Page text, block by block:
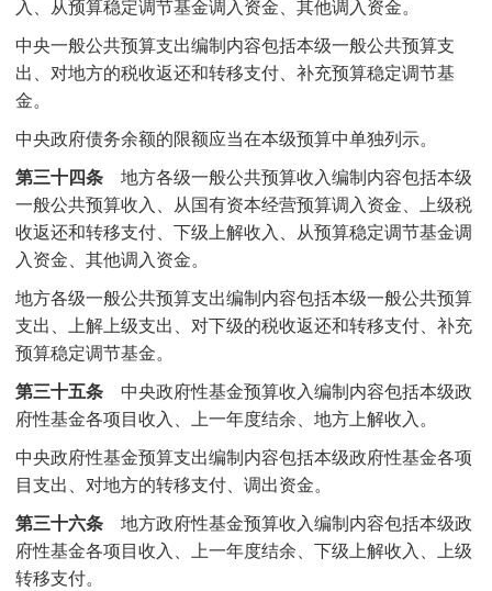
入、从预算稳定调节基金调入资金、其他调入资金。
中央一般公共预算支出编制内容包括本级一般公共预算支
出、对地方的税收返还和转移支付、补充预算稳定调节基
金。
中央政府债务余额的限额应当在本级预算中单独列示。
第三十四条地方各级一般公共预算收入编制内容包括本级
一般公共预算收入、从国有资本经营预算调入资金、上级税
收返还和转移支付、下级上解收入、从预算稳定调节基金调
入资金、其他调入资金。
地方各级一般公共预算支出编制内容包括本级一般公共预算
支出、上解上级支出、对下级的税收返还和转移支付、补充
预算稳定调节基金。
第三十五条 中央政府性基金预算收入编制内容包括本级政
府性基金各项目收入、上一年度结余、地方上解收入。
中央政府性基金预算支出编制内容包括本级政府性基金各项
目支出、对地方的转移支付、调出资金。
第三十六条地方政府性基金预算收入编制内容包括本级政
府性基金各项目收入、上一年度结余、下级上解收入、上级
转移支付。